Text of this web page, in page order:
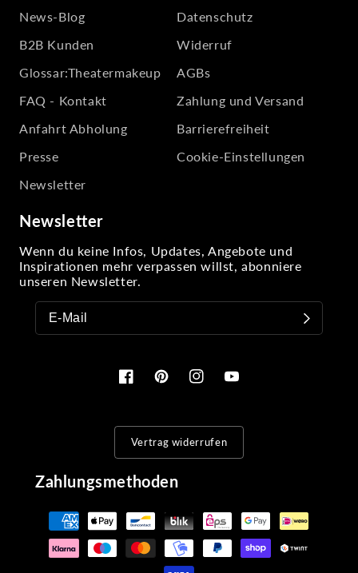
News-Blog
B2B Kunden
Glossar:Theatermakeup
FAQ - Kontakt
Anfahrt Abholung
Presse
Newsletter
Datenschutz
Widerruf
AGBs
Zahlung und Versand
Barrierefreiheit
Cookie-Einstellungen
Newsletter
Wenn du keine Infos, Updates, Angebote und
Inspirationen mehr verpassen willst, abonniere
unseren Newsletter.
FacebookPinterestInstagramYouTube
Vertrag widerrufen
Zahlungsmethoden